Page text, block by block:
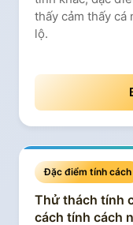
thấy cảm thấy cá
lộ.
Đặc điểm tính cách
Thử thách tính
cách tính cách